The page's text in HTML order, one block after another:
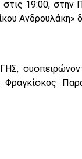
στις 19:00, στην
Ανδρουλάκη»